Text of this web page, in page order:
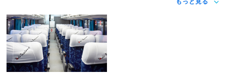
もっと見る